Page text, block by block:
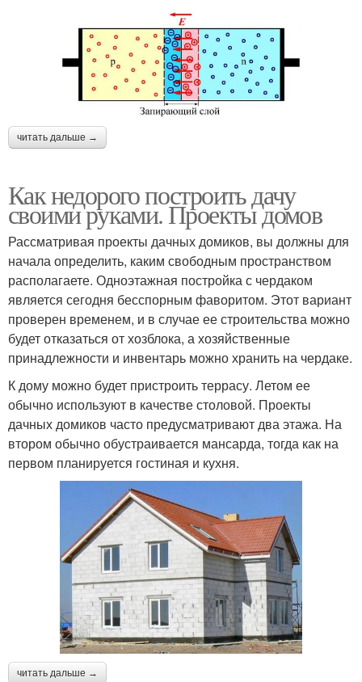
читать дальше →
Как недорого построить дачу
своими руками. Проекты домов
Рассматривая проекты дачных домиков, вы должны для
начала определить, каким свободным пространством
располагаете. Одноэтажная постройка с чердаком
является сегодня бесспорным фаворитом. Этот вариант
проверен временем, и в случае ее строительства можно
будет отказаться от хозблока, а хозяйственные
принадлежности и инвентарь можно хранить на чердаке.
К дому можно будет пристроить террасу. Летом ее
обычно используют в качестве столовой. Проекты
дачных домиков часто предусматривают два этажа. На
втором обычно обустраивается мансарда, тогда как на
первом планируется гостиная и кухня.
читать дальше →